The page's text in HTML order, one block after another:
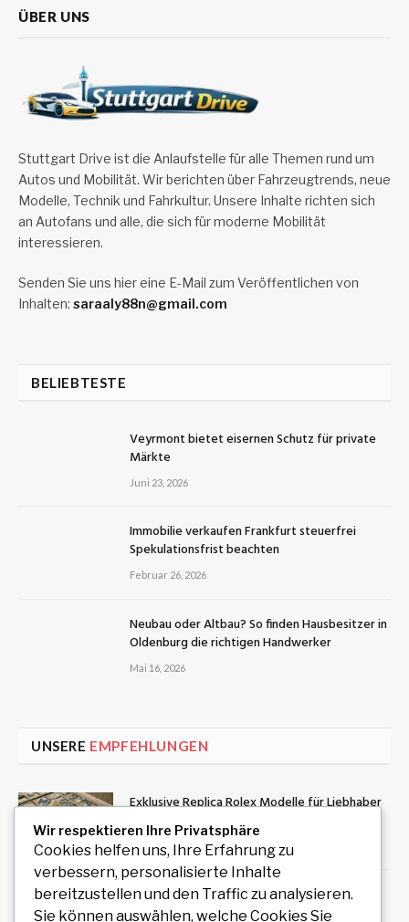
ÜBER UNS
Stuttgart Drive ist die Anlaufstelle für alle Themen rund um
Autos und Mobilität. Wir berichten über Fahrzeugtrends, neue
Modelle, Technik und Fahrkultur. Unsere Inhalte richten sich
an Autofans und alle, die sich für moderne Mobilität
interessieren.
Senden Sie uns hier eine E-Mail zum Veröffentlichen von
Inhalten: saraaly88n@gmail.com
BELIEBTESTE
Veyrmont bietet eisernen Schutz für private
Märkte
Juni 23, 2026
Immobilie verkaufen Frankfurt steuerfrei
Spekulationsfrist beachten
Februar 26, 2026
Neubau oder Altbau? So finden Hausbesitzer in
Oldenburg die richtigen Handwerker
Mai 16, 2026
UNSERE EMPFEHLUNGEN
Exklusive Replica Rolex Modelle für Liebhaber
hochwertiger Zeitmesser
August 10, 2026
Führungskräfte Coaching Wien: Persönliche
Entwicklung als Grundlage erfolgreicher
Wir respektieren Ihre Privatsphäre
Cookies helfen uns, Ihre Erfahrung zu
verbessern, personalisierte Inhalte
bereitzustellen und den Traffic zu analysieren.
Sie können auswählen, welche Cookies Sie